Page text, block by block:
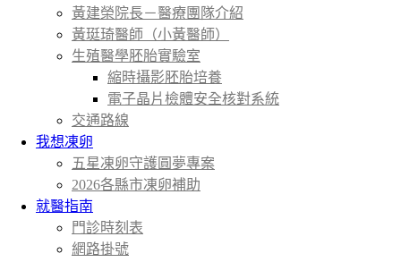
黃建榮院長－醫療團隊介紹
黃珽琦醫師（小黃醫師）
生殖醫學胚胎實驗室
縮時攝影胚胎培養
電子晶片檢體安全核對系統
交通路線
我想凍卵
五星凍卵守護圓夢專案
2026各縣市凍卵補助
就醫指南
門診時刻表
網路掛號